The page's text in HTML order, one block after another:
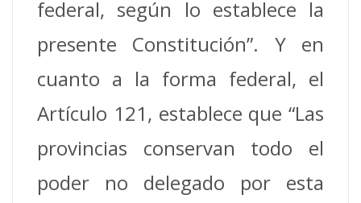
federal, según lo establece la
presente Constitución”. Y en
cuanto a la forma federal, el
Artículo 121, establece que “Las
provincias conservan todo el
poder no delegado por esta